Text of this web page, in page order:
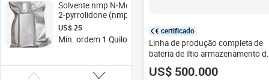
Solvente nmp N-Methyl-
2-pyrrolidone (nmp) de
alta pureza bom preço,
solvente para pesquisa à
bateria
US$ 25
Min. ordem 1 Quilograma
certificado
Linha de produção completa de
bateria de lítio armazenamento
energia solar
US$ 500.000